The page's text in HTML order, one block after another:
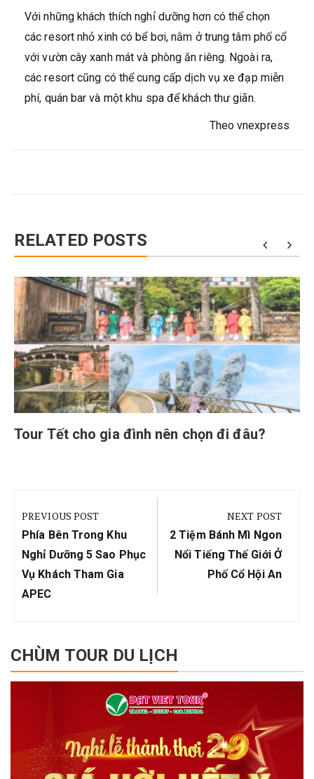
Với những khách thích nghỉ dưỡng hơn có thể chọn
các resort nhỏ xinh có bể bơi, nằm ở trung tâm phố cổ
với vườn cây xanh mát và phòng ăn riêng. Ngoài ra,
các resort cũng có thể cung cấp dịch vụ xe đạp miễn
phí, quán bar và một khu spa để khách thư giãn.
Theo vnexpress
RELATED POSTS
Tour Tết cho gia đình nên chọn đi đâu?
hướng
bài
viết
PREVIOUS POST
Previous
Post:
Phía Bên Trong Khu
Nghỉ Dưỡng 5 Sao Phục
Vụ Khách Tham Gia
APEC
NEXT POST
Next
Post:
2 Tiệm Bánh Mì Ngon
Nổi Tiếng Thế Giới Ở
Phố Cổ Hội An
CHÙM TOUR DU LỊCH